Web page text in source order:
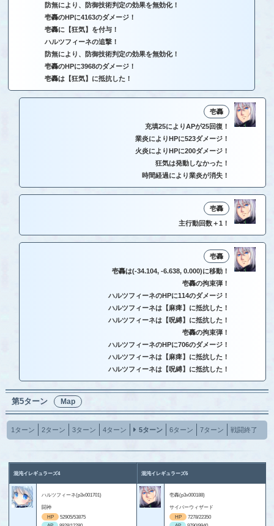
防無により、防御技術判定の効果を無効化！
壱轟のHPに4163のダメージ！
壱轟に【狂気】を付与！
ハルツフィーネの追撃！
防無により、防御技術判定の効果を無効化！
壱轟のHPに3968のダメージ！
壱轟は【狂気】に抵抗した！
壱轟
充填25によりAPが25回復！
業炎によりHPに523ダメージ！
火炎によりHPに200ダメージ！
狂気は発動しなかった！
時間経過により業炎が消失！
壱轟
主行動回数＋1！
壱轟
壱轟は(-34.104, -6.638, 0.000)に移動！
壱轟の拘束弾！
ハルツフィーネのHPに114のダメージ！
ハルツフィーネは【麻痺】に抵抗した！
ハルツフィーネは【呪縛】に抵抗した！
壱轟の拘束弾！
ハルツフィーネのHPに706のダメージ！
ハルツフィーネは【麻痺】に抵抗した！
ハルツフィーネは【呪縛】に抵抗した！
第5ターン Map
1ターン 2ターン 3ターン 4ターン 5ターン 6ターン 7ターン 戦闘終了
混沌イレギュラーズ4 混沌イレギュラーズ6
ハルツフィーネ(p3x001701)
闘神
HP
52905/53875
壱轟(p3x000188)
サイバーウィザード
HP
7278/22350